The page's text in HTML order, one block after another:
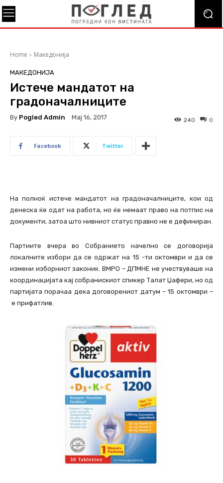
Home Македонија
МАКЕДОНИЈА
Истече мандатот на
градоначалниците
By Pogled Admin Мај 16, 2017 0
240
Facebook Twitter
На полноќ истече мандатот на градоначалниците, кои од
денеска ќе одат на работа, но ќе немаат право на потпис на
документи, затоа што нивниот статус правно не е дефиниран.
Партиите вчера во Собранието начелно се договорија
локалните избори да се одржат на 15 -ти октомври и да се
измени изборниот законик. ВМРО – ДПМНЕ не учествуваше на
координацијата кај собранискиот спикер Талат Џафери, но од
партијата порачаа дека договорениот датум – 15 октомври –
е прифатлив.